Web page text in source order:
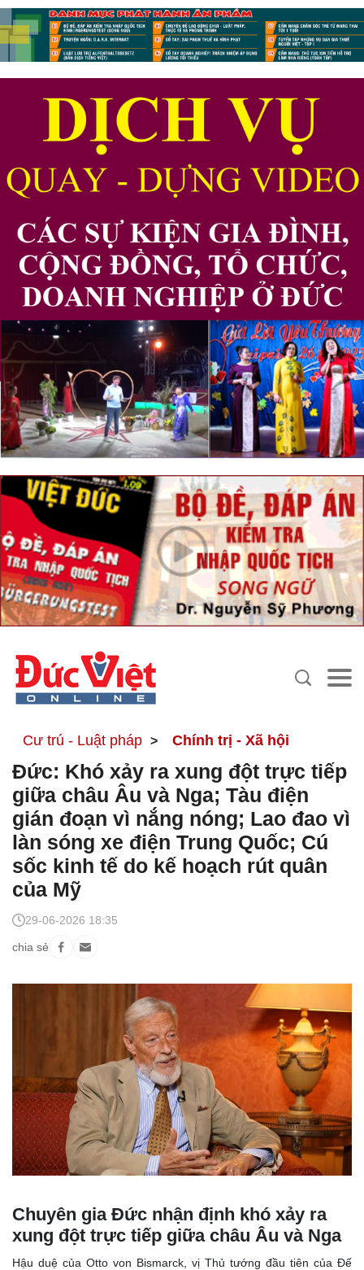
Cư trú - Luật pháp Chính trị - Xã hội
Đức: Khó xảy ra xung đột trực tiếp
giữa châu Âu và Nga; Tàu điện
gián đoạn vì nắng nóng; Lao đao vì
làn sóng xe điện Trung Quốc; Cú
sốc kinh tế do kế hoạch rút quân
của Mỹ
chia sẻ
29-06-2026 18:35
Chuyên gia Đức nhận định khó xảy ra
xung đột trực tiếp giữa châu Âu và Nga
Hậu duệ của Otto von Bismarck, vị Thủ tướng đầu tiên của Đế